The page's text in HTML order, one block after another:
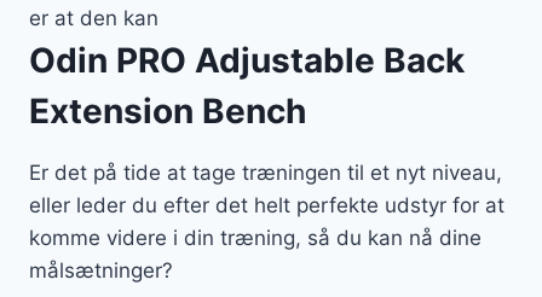
er at den kan
Odin PRO Adjustable Back
Extension Bench
Er det på tide at tage træningen til et nyt niveau,
eller leder du efter det helt perfekte udstyr for at
komme videre i din træning, så du kan nå dine
målsætninger?